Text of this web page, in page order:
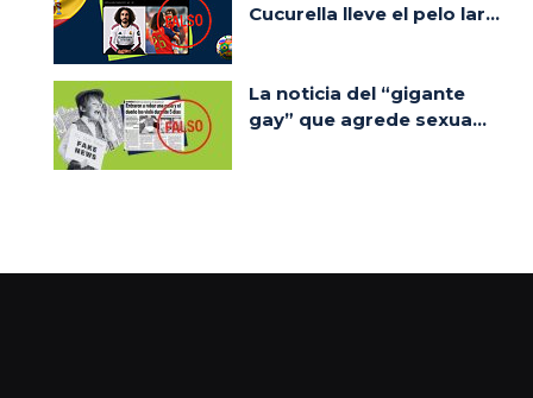
Cucurella lleve el pelo lar...
La noticia del “gigante
gay” que agrede sexua...